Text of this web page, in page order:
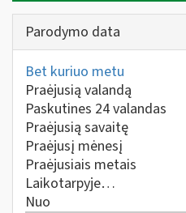
Parodymo data
Bet kuriuo metu
Praėjusią valandą
Paskutines 24 valandas
Praėjusią savaitę
Praėjusį mėnesį
Praėjusiais metais
Laikotarpyje…
Nuo